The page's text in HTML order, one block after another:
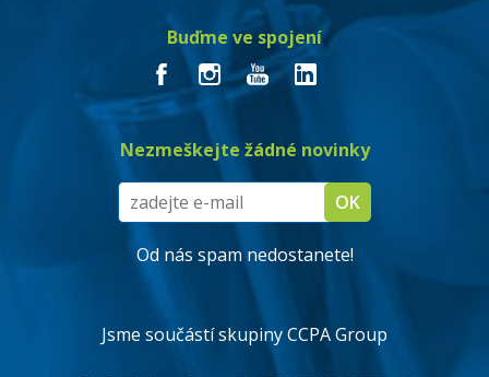
Buďme ve spojení
Nezmeškejte žádné novinky
Od nás spam nedostanete!
Jsme součástí skupiny CCPA Group